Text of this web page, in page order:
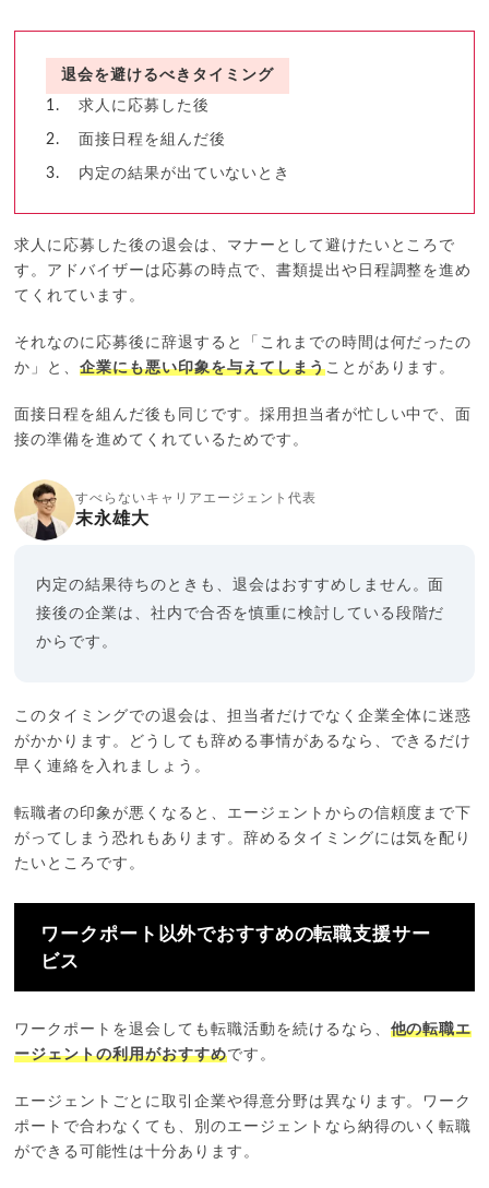
退会を避けるべきタイミング
求人に応募した後
面接日程を組んだ後
内定の結果が出ていないとき
求人に応募した後の退会は、マナーとして避けたいところで
す。アドバイザーは応募の時点で、書類提出や日程調整を進め
てくれています。
それなのに応募後に辞退すると「これまでの時間は何だったの
か」と、企業にも悪い印象を与えてしまうことがあります。
面接日程を組んだ後も同じです。採用担当者が忙しい中で、面
接の準備を進めてくれているためです。
すべらないキャリアエージェント代表
末永雄大
内定の結果待ちのときも、退会はおすすめしません。面
接後の企業は、社内で合否を慎重に検討している段階だ
からです。
このタイミングでの退会は、担当者だけでなく企業全体に迷惑
がかかります。どうしても辞める事情があるなら、できるだけ
早く連絡を入れましょう。
転職者の印象が悪くなると、エージェントからの信頼度まで下
がってしまう恐れもあります。辞めるタイミングには気を配り
たいところです。
ワークポート以外でおすすめの転職支援サー
ビス
ワークポートを退会しても転職活動を続けるなら、 他の転職エ
ージェントの利用がおすすめです。
エージェントごとに取引企業や得意分野は異なります。ワーク
ポートで合わなくても、別のエージェントなら納得のいく転職
ができる可能性は十分あります。